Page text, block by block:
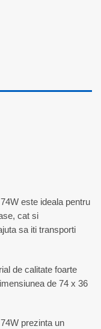
este ideala pentru
cat si
sa iti transporti
de calitate foarte
de 74 x 36
prezinta un